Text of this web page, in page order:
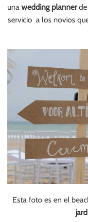
una wedding plannerde
servicio a los novios
Esta foto es en el